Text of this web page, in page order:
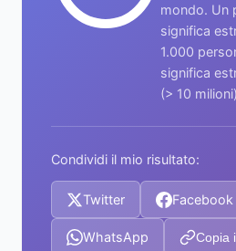
mondo. Un
significa
1.000
significa
(> 10
Condividi il mio risultato:
Twitter Facebook
WhatsApp Copia